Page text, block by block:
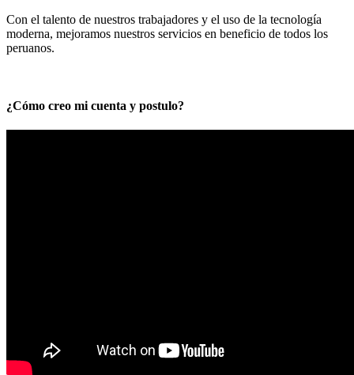
Con el talento de nuestros trabajadores y el uso de la tecnología
moderna, mejoramos nuestros servicios en beneficio de todos los
peruanos.
¿Cómo creo mi cuenta y postulo?